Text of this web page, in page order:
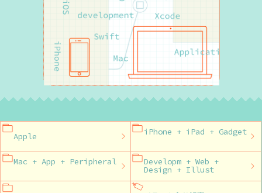
Apple iPhone + iPad + Gadget
Mac + App + Peripheral Developm + Web +
Design + Illust